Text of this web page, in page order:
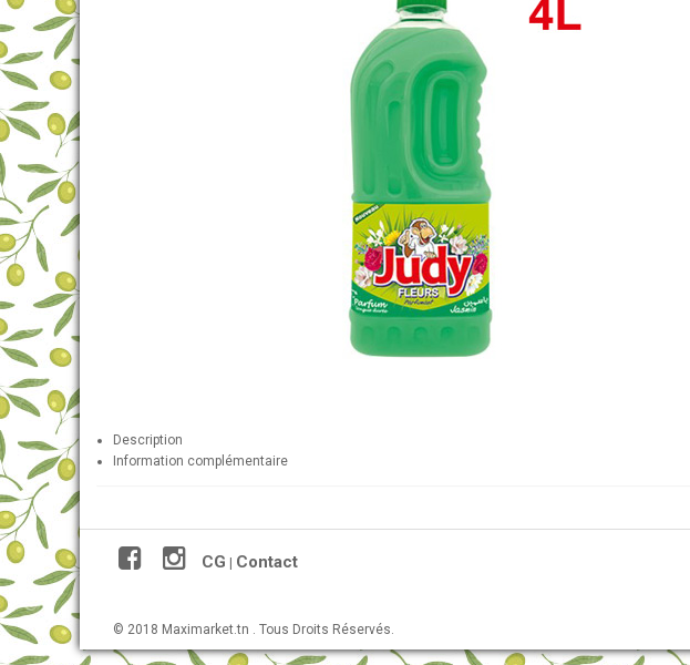
Description
Information complémentaire
CG Contact
© 2018 Maximarket.tn . Tous Droits Réservés.